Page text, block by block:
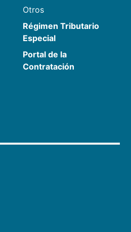
Otros
Régimen Tributario
Especial
Portal de la
Contratación